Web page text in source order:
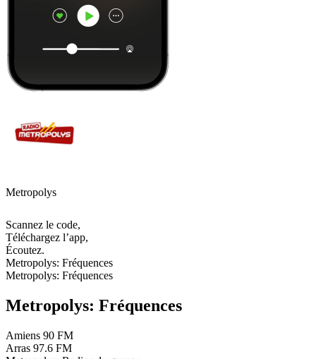
Metropolys
Scannez le code,
Téléchargez l’app,
Écoutez.
Metropolys: Fréquences
Metropolys: Fréquences
Metropolys: Fréquences
Amiens 90 FM
Arras 97.6 FM